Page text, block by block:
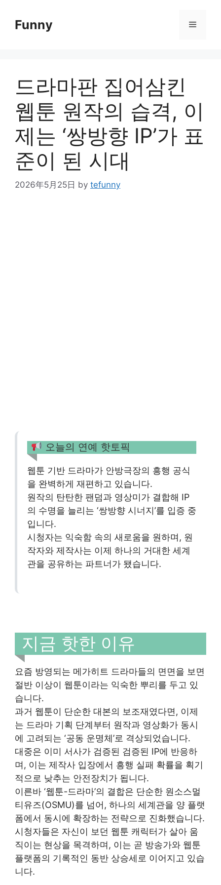
contentFunny Menu
드라마판 집어삼킨
웹툰 원작의 습격, 이
제는 ‘쌍방향 IP’가 표
준이 된 시대
2026年5月25日 by tefunny
오늘의 연예 핫토픽
웹툰 기반 드라마가 안방극장의 흥행 공식
을 완벽하게 재편하고 있습니다.
원작의 탄탄한 팬덤과 영상미가 결합해 IP
의 수명을 늘리는 ‘쌍방향 시너지’를 입증 중
입니다.
시청자는 익숙함 속의 새로움을 원하며, 원
작자와 제작사는 이제 하나의 거대한 세계
관을 공유하는 파트너가 됐습니다.
지금 핫한 이유
요즘 방영되는 메가히트 드라마들의 면면을 보면
절반 이상이 웹툰이라는 익숙한 뿌리를 두고 있
습니다.
과거 웹툰이 단순한 대본의 보조재였다면, 이제
는 드라마 기획 단계부터 원작과 영상화가 동시
에 고려되는 ‘공동 운명체’로 격상되었습니다.
대중은 이미 서사가 검증된 검증된 IP에 반응하
며, 이는 제작사 입장에서 흥행 실패 확률을 획기
적으로 낮추는 안전장치가 됩니다.
이른바 ‘웹툰-드라마’의 결합은 단순한 원소스멀
티유즈(OSMU)를 넘어, 하나의 세계관을 양 플랫
폼에서 동시에 확장하는 전략으로 진화했습니다.
시청자들은 자신이 보던 웹툰 캐릭터가 살아 움
직이는 현상을 목격하며, 이는 곧 방송가와 웹툰
플랫폼의 기록적인 동반 상승세로 이어지고 있습
니다.